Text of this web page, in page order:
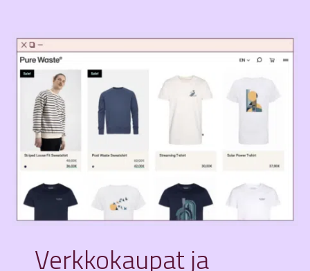
Verkkokaupat ja